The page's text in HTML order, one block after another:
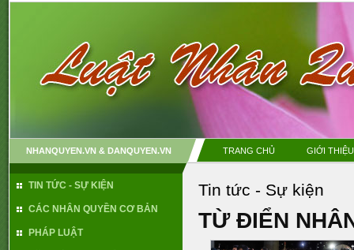
NHANQUYEN.VN & DANQUYEN.VN TRANG CHỦ GIỚI THIỆU
TIN TỨC - SỰ KIỆN
CÁC NHÂN QUYỀN CƠ BẢN
PHÁP LUẬT
Tin tức - Sự kiện
TỪ ĐIỂN